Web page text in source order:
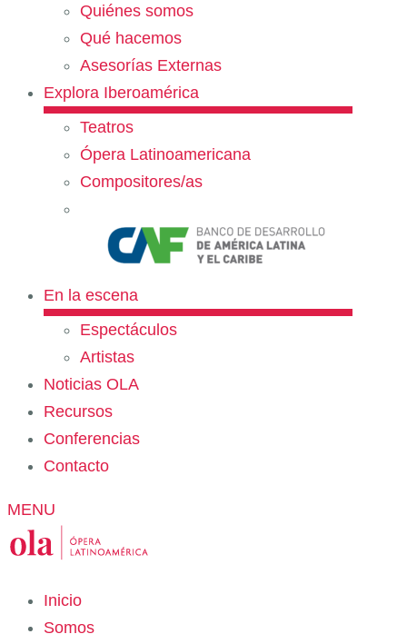
Quiénes somos
Qué hacemos
Asesorías Externas
Explora Iberoamérica
Teatros
Ópera Latinoamericana
Compositores/as
En la escena
Espectáculos
Artistas
Noticias OLA
Recursos
Conferencias
Contacto
MENU
Inicio
Somos